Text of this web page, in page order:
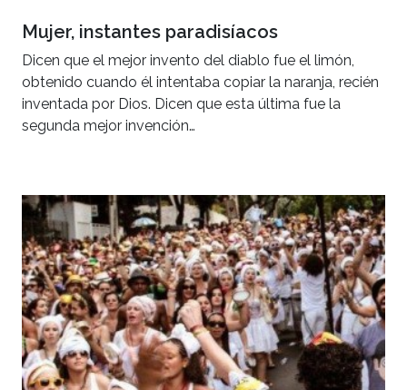
Mujer, instantes paradisíacos
Dicen que el mejor invento del diablo fue el limón,
obtenido cuando él intentaba copiar la naranja, recién
inventada por Dios. Dicen que esta última fue la
segunda mejor invención…